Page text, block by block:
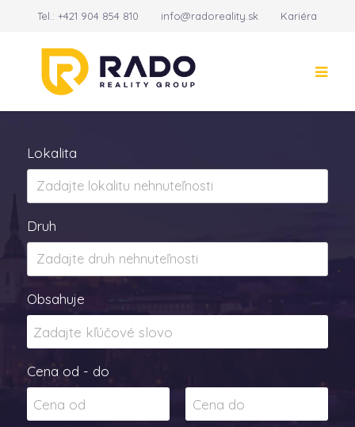
Tel.:+421 904 854 810 info@radoreality.sk Kariéra
Lokalita
Druh
Obsahuje
Cena od - do